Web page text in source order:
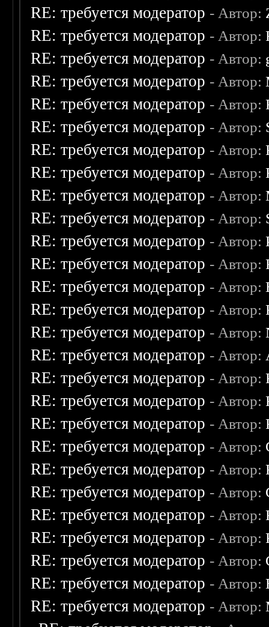
RE: требуется модератор - Автор:
RE: требуется модератор - Автор:
RE: требуется модератор - Автор:
RE: требуется модератор - Автор:
RE: требуется модератор - Автор:
RE: требуется модератор - Автор:
RE: требуется модератор - Автор:
RE: требуется модератор - Автор:
RE: требуется модератор - Автор:
RE: требуется модератор - Автор:
RE: требуется модератор - Автор:
RE: требуется модератор - Автор:
RE: требуется модератор - Автор:
RE: требуется модератор - Автор:
RE: требуется модератор - Автор:
RE: требуется модератор - Автор:
RE: требуется модератор - Автор:
RE: требуется модератор - Автор:
RE: требуется модератор - Автор:
RE: требуется модератор - Автор:
RE: требуется модератор - Автор:
RE: требуется модератор - Автор:
RE: требуется модератор - Автор:
RE: требуется модератор - Автор:
RE: требуется модератор - Автор:
RE: требуется модератор - Автор:
RE: требуется модератор - Автор: